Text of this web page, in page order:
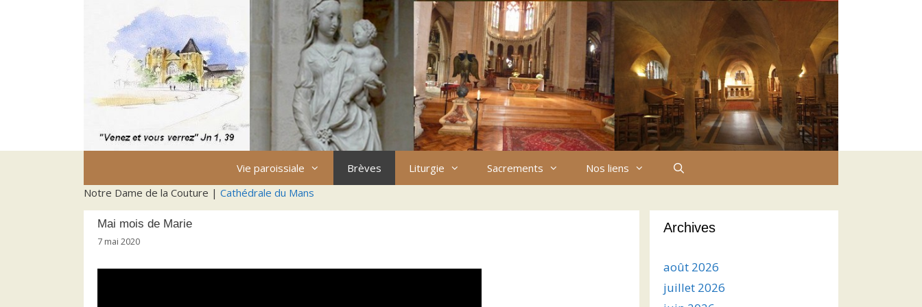
Vie paroissiale Brèves Liturgie Sacrements
Nos liens
Notre Dame de la Couture | Cathédrale du Mans
Mai mois de Marie
7 mai 2020
Archives
août 2026
juillet 2026